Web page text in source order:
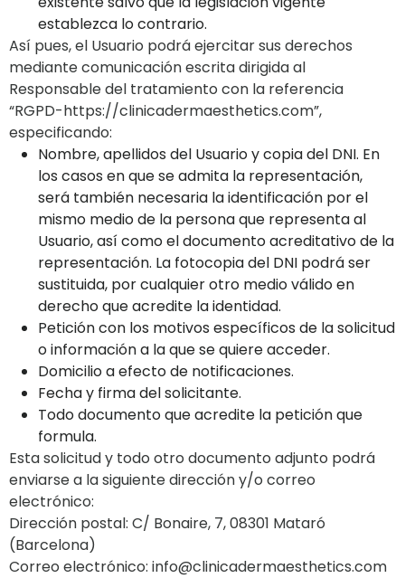
establezca lo contrario.
Así pues, el Usuario podrá ejercitar sus derechos
mediante comunicación escrita dirigida al
Responsable del tratamiento con la referencia
“RGPD-https://clinicadermaesthetics.com”,
especificando:
Nombre, apellidos del Usuario y copia del DNI. En
los casos en que se admita la representación,
será también necesaria la identificación por el
mismo medio de la persona que representa al
Usuario, así como el documento acreditativo de la
representación. La fotocopia del DNI podrá ser
sustituida, por cualquier otro medio válido en
derecho que acredite la identidad.
Petición con los motivos específicos de la solicitud
o información a la que se quiere acceder.
Domicilio a efecto de notificaciones.
Fecha y firma del solicitante.
Todo documento que acredite la petición que
formula.
Esta solicitud y todo otro documento adjunto podrá
enviarse a la siguiente dirección y/o correo
electrónico:
Dirección postal: C/ Bonaire, 7, 08301 Mataró
(Barcelona)
Correo electrónico: info@clinicadermaesthetics.com